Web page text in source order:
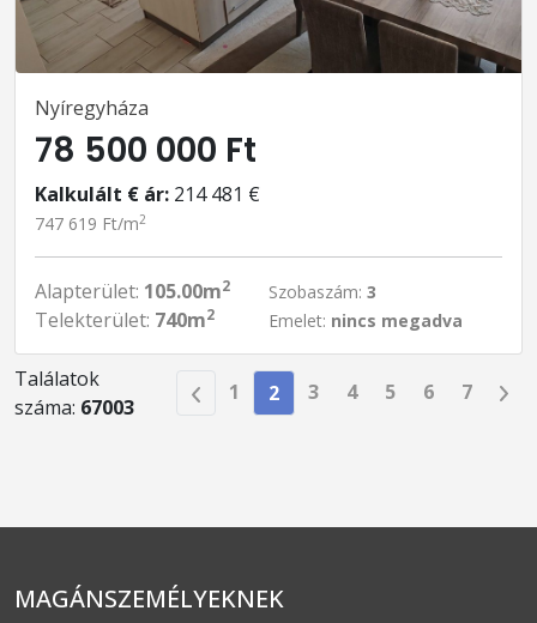
Nyíregyháza
78 500 000 Ft
Kalkulált € ár: 214 481 €
747 619 Ft/m2
Alapterület: 105.00m2
Telekterület: 740m2
Szobaszám: 3
Emelet: nincs megadva
Találatok
száma: 67003
1 2 3 4 5 6 7
MAGÁNSZEMÉLYEKNEK